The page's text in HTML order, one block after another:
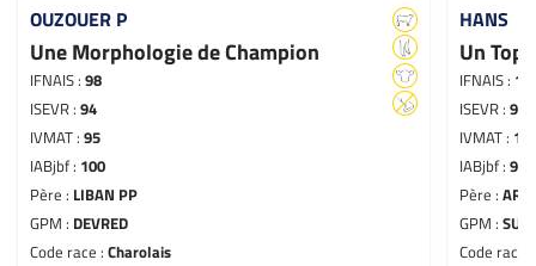
OUZOUER P
Une Morphologie de Champion
IFNAIS : 98
ISEVR : 94
IVMAT : 95
IABjbf : 100
Père : LIBAN PP
GPM : DEVRED
Code race : Charolais
HANS
Un Top
IFNAIS :
ISEVR :99
IVMAT :
IABjbf :97
Père :
GPM :
Code race